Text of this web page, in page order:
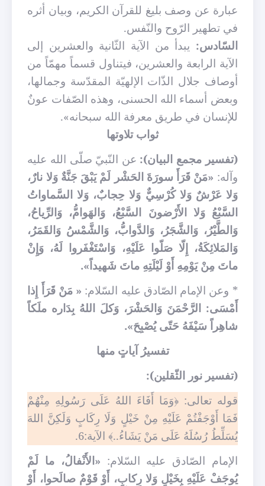
عبارة عن وصف بليغ للقرآن الكريم، وبيان أثره
في تطهير الرّوح والنّفس.
السّادس: يبدأ من الآية الثّانية والعشرين إلى
الآية الرابعة والعشرين، فيتناول قسماً مهمّاً من
أوصاف جلال الذّات الإلهيّة المقدّسة وجمالها،
وبعض أسماء الله الحسنى، وهذه الصّفات عونٌ
للإنسان في طريق معرفة الله سبحانه».
ثواب تلاوتها
(تفسير مجمع البيان): عن النّبيّ صلّى الله عليه
وآله: «مَنْ قَرَأَ سورَةَ الحَشْر لَمْ يَبْقَ جَنَّةٌ وَلا نارٌ،
وَلا عَرْشٌ وَلا كُرْسِيٌّ وَلا حِجابٌ، وَلا السَّماواتُ
السَّبْعُ وَلا الأَرْضونَ السَّبْعُ، وَالهَوامُّ، وَالرِّياحُ،
وَالطَّيْرُ، وَالشَّجَرُ، وَالدَّوابُّ، وَالشَّمْسُ وَالقَمَرُ،
وَالمَلائِكَةُ، إِلّا صَلّوا عَلَيْهِ، وَاسْتَغْفَروا لَهُ، وَإِنْ
ماتَ مِنْ يَوْمِهِ أَوْ لَيْلَتِهِ ماتَ شَهيداً».
* وعن الإمام الصّادق عليه السّلام: « مَنْ قَرَأَ إِذا
أَمْسَى: الرَّحْمَنَ وَالحَشْرَ، وَكلَ اللهُ بِدَاره ملَكاً
شاهِراً سَيْفَهُ حَتّى يُصْبِحَ».
تفسيرُ آياتٍ منها
(تفسير نور الثّقلين):
قوله تعالى: ﴿وَمَا أَفَاءَ اللهُ عَلَى رَسُولِهِ مِنْهُمْ
فَمَا أَوْجَفْتُمْ عَلَيْهِ مِنْ خَيْلٍ وَلَا رِكَابٍ وَلَكِنَّ اللهَ
يُسَلِّطُ رُسُلَهُ عَلَى مَنْ يَشَاءُ..﴾ الآية:6.
الإمام الصّادق عليه السّلام: «الأَنْفالُ، ما لَمْ
يُوجَفْ عَلَيْهِ بِخَيْلٍ وَلا رِكابٍ، أَوْ قَوْمٌ صالَحوا، أَوْ